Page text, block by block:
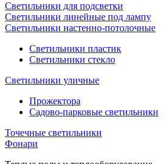
Светильники для подсветки
Светильники линейные под лампу
Светильники настенно-потолочные
Светильники плаcтик
Светильники стекло
Светильники уличные
Прожектора
Садово-парковые светильники
Точечные светильники
Фонари